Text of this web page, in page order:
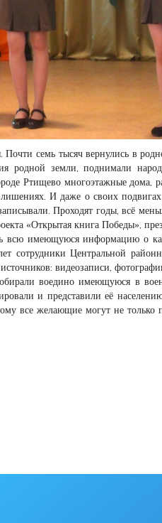
семь тысяч вернулись в
родной земли, поднимали
Ртищево многоэтажные дома,
И даже о своих подвигах
Проходят годы, всё
«Открытая книга Победы»,
всю имеющуюся информацию о
сотрудники Центральной
видеозаписи,
воедино имеющуюся в
и представили её
все желающие могут не только